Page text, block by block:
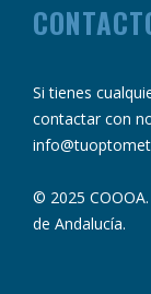
Si tienes
contactar con
© 2025
de Andalucía.